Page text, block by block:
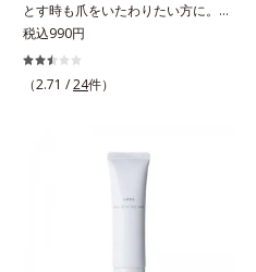
とす時も爪をいたわりたい方に。爪
へのやさしさを考えたネイルリムー
バー（除光液）です。アセトンフリ
ー処方で、さらに6種(*)のネイルケ
ミザクラ果実エキス、レモングラス
葉／茎エキス、ブドウ葉エキス、セ
ンチフォリアバラ花エキス、カミツ
税込990円
（2.71 /24件）